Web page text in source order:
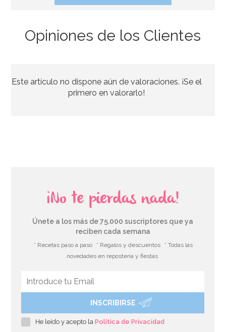
13,95€
Decoración para tarta Mi comunión Rosa
Opiniones de los Clientes
Este artículo no dispone aún de valoraciones. ¡Se el
primero en valorarlo!
¡No te pierdas nada!
Únete a los más de 75.000 suscriptores que ya
reciben cada semana
* Recetas paso a paso * Regalos y descuentos
* Todas las
novedades en repostería y fiestas
INSCRIBIRSE
He leído y acepto laPolítica de Privacidad